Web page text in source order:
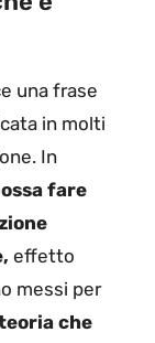
una frase
in molti
In
fare
effetto
messi per
che